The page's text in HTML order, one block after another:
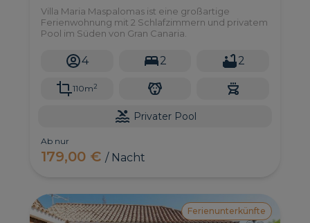
Villa Maria Maspalomas ist eine großartige
Ferienwohnung mit 2 Schlafzimmern und privatem
Pool im Süden von Gran Canaria.
4 2 2
110m2
Privater Pool
Ab nur
179,00 €/ Nacht
Ferienunterkünfte